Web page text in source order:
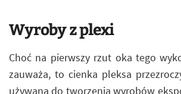
Wyroby z plexi
Choć na pierwszy rzut oka tego
zauważa, to cienka pleksa
używana do tworzenia wyrobów